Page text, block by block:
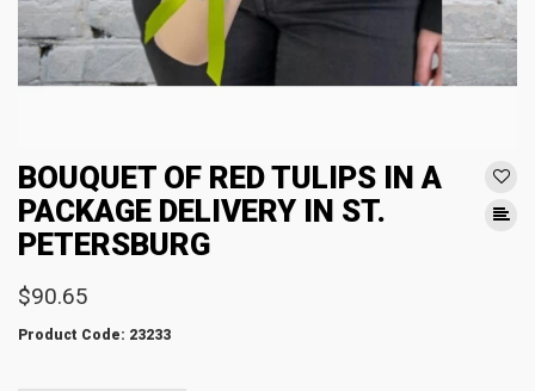
BOUQUET OF RED TULIPS IN A
PACKAGE DELIVERY IN ST.
PETERSBURG
$90.65
Product Code: 23233